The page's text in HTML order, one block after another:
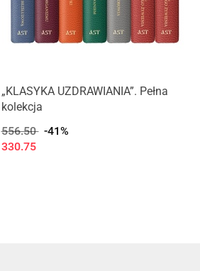
„KLASYKA UZDRAWIANIA”. Pełna
kolekcja
556.50
-41%
330.75